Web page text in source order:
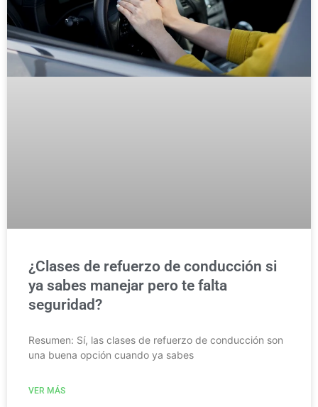
¿Clases de refuerzo de conducción si
ya sabes manejar pero te falta
seguridad?
Resumen: Sí, las clases de refuerzo de conducción son
una buena opción cuando ya sabes
VER MÁS